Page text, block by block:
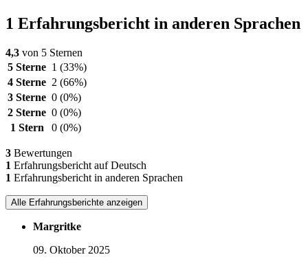
1 Erfahrungsbericht in anderen Sprachen
4,3 von 5 Sternen
5 Sterne 1 (33%)
4 Sterne 2 (66%)
3 Sterne 0 (0%)
2 Sterne 0 (0%)
1 Stern
0 (0%)
3 Bewertungen
1 Erfahrungsbericht auf Deutsch
1 Erfahrungsbericht in anderen Sprachen
Alle Erfahrungsberichte anzeigen
Margritke
09. Oktober 2025